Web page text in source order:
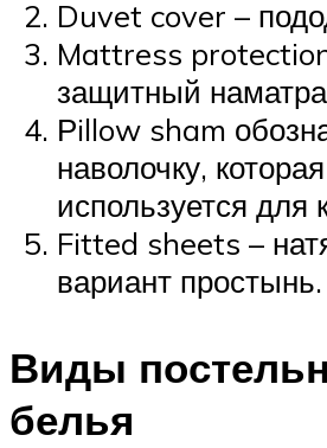
Duvet cover –
Mattress
защитный
Рillow sham
наволочку, которая
используется для
Fitted sheets –
вариант простынь.
Виды
белья